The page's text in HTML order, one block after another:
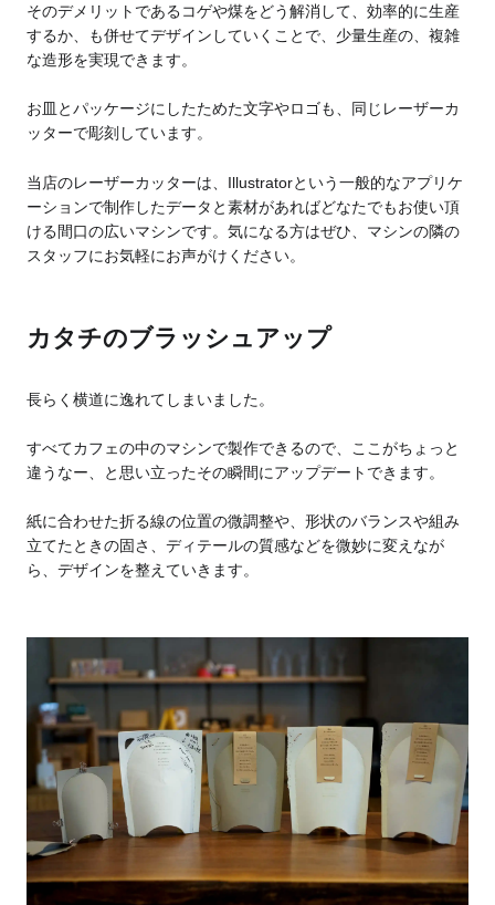
そのデメリットであるコゲや煤をどう解消して、効率的に生産
するか、も併せてデザインしていくことで、少量生産の、複雑
な造形を実現できます。
お皿とパッケージにしたためた文字やロゴも、同じレーザーカ
ッターで彫刻しています。
当店のレーザーカッターは、Illustratorという一般的なアプリケ
ーションで制作したデータと素材があればどなたでもお使い頂
ける間口の広いマシンです。気になる方はぜひ、マシンの隣の
スタッフにお気軽にお声がけください。
カタチのブラッシュアップ
長らく横道に逸れてしまいました。
すべてカフェの中のマシンで製作できるので、ここがちょっと
違うなー、と思い立ったその瞬間にアップデートできます。
紙に合わせた折る線の位置の微調整や、形状のバランスや組み
立てたときの固さ、ディテールの質感などを微妙に変えなが
ら、デザインを整えていきます。